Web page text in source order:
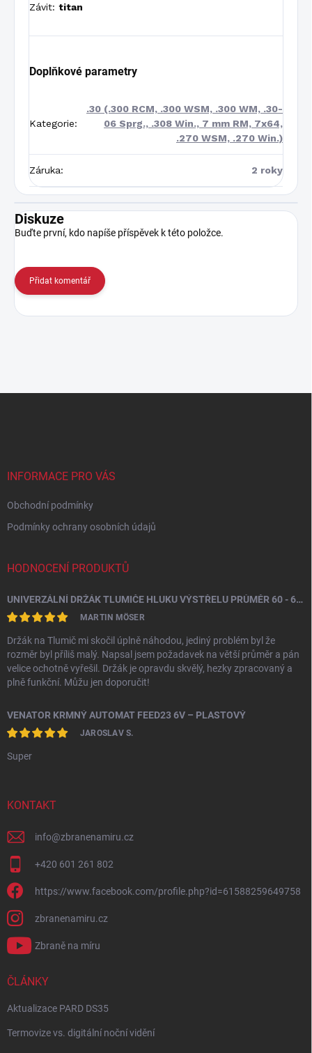
Závit: titan
Doplňkové parametry
Kategorie:
.30 (.300 RCM, .300 WSM, .300 WM, .30-
06 Sprg., .308 Win., 7 mm RM, 7x64,
.270 WSM, .270 Win.)
Záruka: 2 roky
Diskuze
Buďte první, kdo napíše příspěvek k této položce.
Přidat komentář
INFORMACE PRO VÁS
Obchodní podmínky
Podmínky ochrany osobních údajů
HODNOCENÍ PRODUKTŮ
UNIVERZÁLNÍ DRŽÁK TLUMIČE HLUKU VÝSTŘELU PRŮMĚR 60 - 64,5 MM
MARTIN MÖSER
Držák na Tlumič mi skočil úplně náhodou, jediný problém byl že
rozměr byl příliš malý. Napsal jsem požadavek na větší průměr a pán
velice ochotně vyřešil. Držák je opravdu skvělý, hezky zpracovaný a
plně funkční. Můžu jen doporučit!
VENATOR KRMNÝ AUTOMAT FEED23 6V – PLASTOVÝ
JAROSLAV S.
Super
KONTAKT
info@zbranenamiru.cz
+420 601 261 802
https://www.facebook.com/profile.php?id=61588259649758
zbranenamiru.cz
Zbraně na míru
ČLÁNKY
Aktualizace PARD DS35
Termovize vs. digitální noční vidění